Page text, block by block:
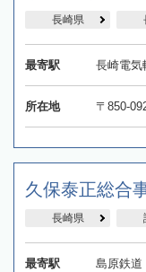
長崎県
最寄駅 長崎電気
所在地 〒850-
久保泰正総合
長崎県
最寄駅 島原鉄道